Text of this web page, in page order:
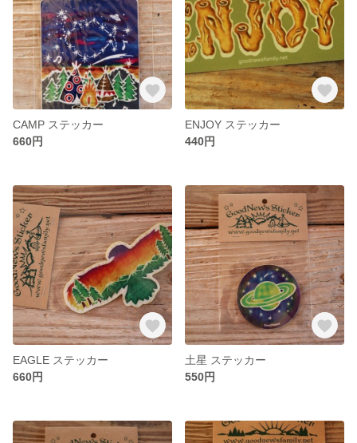
CAMP ステッカー
660円
ENJOY ステッカー
440円
EAGLE ステッカー
660円
土星 ステッカー
550円